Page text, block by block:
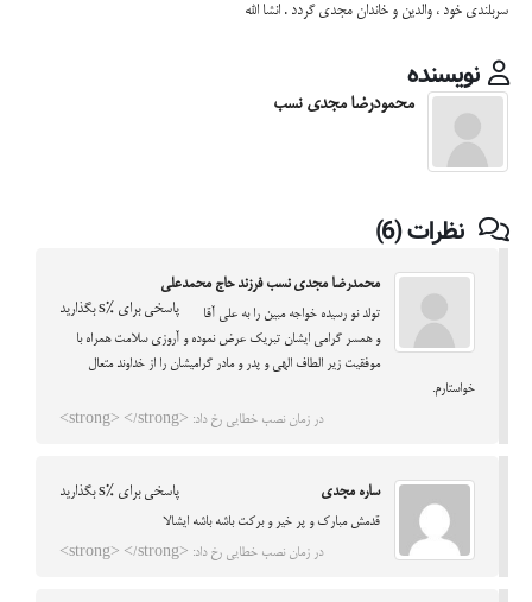
سربلندی خود ، والدین و خاندان مجدی گردد . انشا الله
نویسنده
محمودرضا مجدی نسب
نظرات (6)
محمدرضا مجدی نسب فرزند حاج محمدعلی
پاسخی برای %s بگذارید
تولد نو رسیده خواجه مبین را به علی آقا
و همسر گرامی ایشان تبریک عرض نموده و آروزی سلامت همراه با
موفقیت زیر الطاف الهی و پدر و مادر گرامیشان را از خداوند متعال
خواستارم.
در زمان نصب خطایی رخ داد: <strong> </strong>
ساره مجدی پاسخی برای %s بگذارید
قدمش مبارک و پر خیر و برکت باشه باشه ایشالا
در زمان نصب خطایی رخ داد: <strong> </strong>